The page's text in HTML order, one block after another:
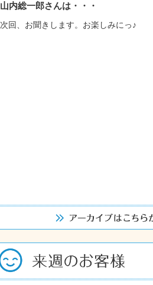
山内総一郎さんは・・・
次回、お聞きします。お楽しみにっ♪